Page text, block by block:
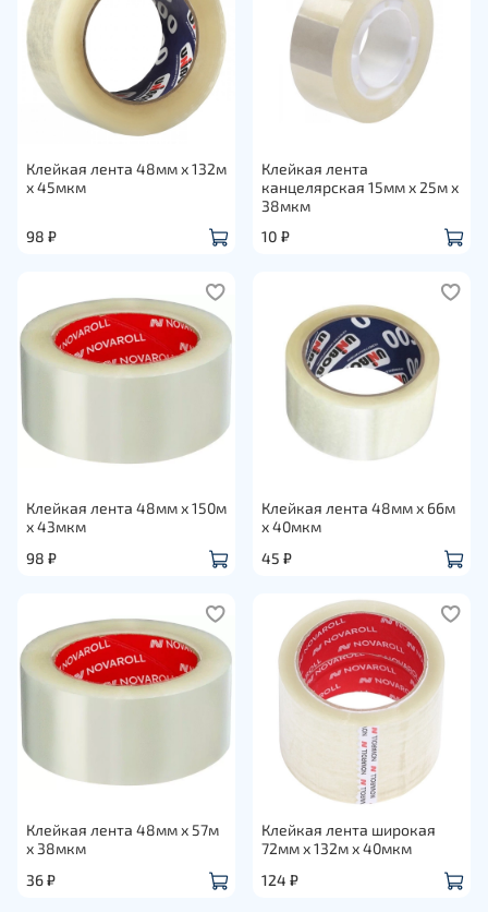
Клейкая лента 48мм х 132м
х 45мкм
98 ₽
Клейкая лента
канцелярская 15мм х 25м х
38мкм
10 ₽
Клейкая лента 48мм х 150м
х 43мкм
98 ₽
Клейкая лента 48мм х 66м
х 40мкм
45 ₽
Клейкая лента 48мм х 57м
х 38мкм
36 ₽
Клейкая лента широкая
72мм х 132м х 40мкм
124 ₽